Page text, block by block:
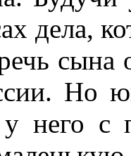
дела,
сына
Но
у него с